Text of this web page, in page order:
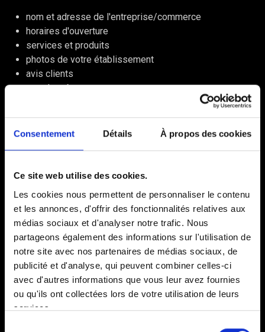
Consentement Détails À propos des cookies
Ce site web utilise des cookies.
Les cookies nous permettent de personnaliser le contenu
et les annonces, d'offrir des fonctionnalités relatives aux
médias sociaux et d'analyser notre trafic. Nous
partageons également des informations sur l'utilisation de
notre site avec nos partenaires de médias sociaux, de
publicité et d'analyse, qui peuvent combiner celles-ci
avec d'autres informations que vous leur avez fournies
ou qu'ils ont collectées lors de votre utilisation de leurs
services.
nom et adresse de l'entreprise/commerce
horaires d'ouverture
services et produits
photos de votre établissement
avis clients
coordonnées
Pour de nombreuses entreprises et commerce locaux, cette
fiche est souvent la première impression que les clients
voient avant même de visiter un site web.
Une fiche optimisée aide Google à comprendre :
votre activité
les services que vous proposez
votre clientèle idéale
les raisons pour lesquelles les clients devraient choisir
votre entreprise
Ces informations sont désormais utilisées non seulement
pour le référencement local, mais aussi pour les
recommandations personnalisées de Google Maps
basées sur l'intelligence artificielle.